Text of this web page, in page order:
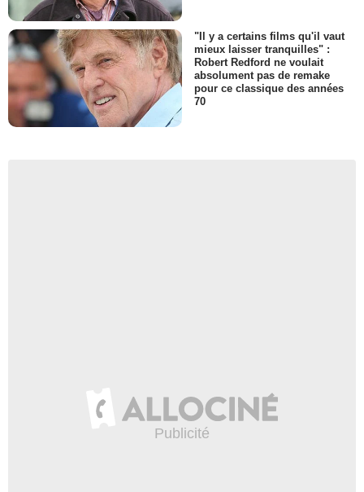
"Il y a certains films qu'il vaut
mieux laisser tranquilles" :
Robert Redford ne voulait
absolument pas de remake
pour ce classique des années
70